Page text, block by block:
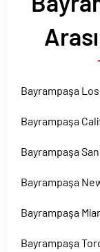
Bayrampaşa
Bayrampaşa
Bayrampaşa
Bayrampaşa
Bayrampaşa
Bayrampaşa